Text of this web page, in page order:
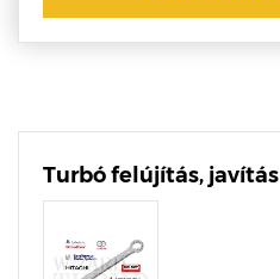
Turbó felújítás, javítás